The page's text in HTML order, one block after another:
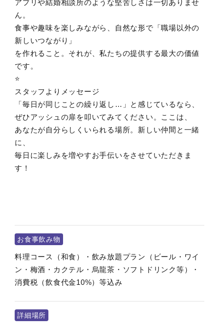
アプリや結婚相談所のような堅苦しさは一切ありませ
ん。
食事や趣味を楽しみながら、自然な形で「職場以外の
新しいつながり」
を作れること。それが、私たちの提供する最大の価値
です。
⭐️
スタッフよりメッセージ
「毎日が同じことの繰り返し…」と感じているなら、
ぜひアッシュの扉を叩いてみてください。ここは、
あなたが自分らしくいられる場所。新しい仲間と一緒
に、
毎日に楽しみを増やすお手伝いをさせていただきま
す！
お食事飲み物
料理コース（和食）・飲み放題プラン（ビール・ワイ
ン・梅酒・カクテル・烏龍茶・ソフトドリンク等）・
消費税（飲食代金10%）等込み
詳細場所